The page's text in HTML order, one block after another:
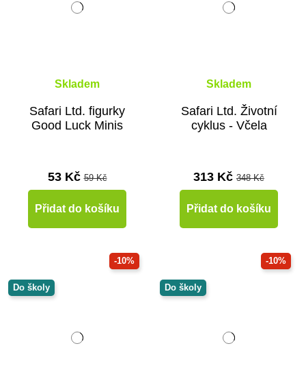
Skladem
Safari Ltd. figurky
Good Luck Minis
53 Kč59 Kč
Přidat do košíku
Skladem
Safari Ltd. Životní
cyklus - Včela
313 Kč 348 Kč
Přidat do košíku
-10%
Do školy
-10%
Do školy